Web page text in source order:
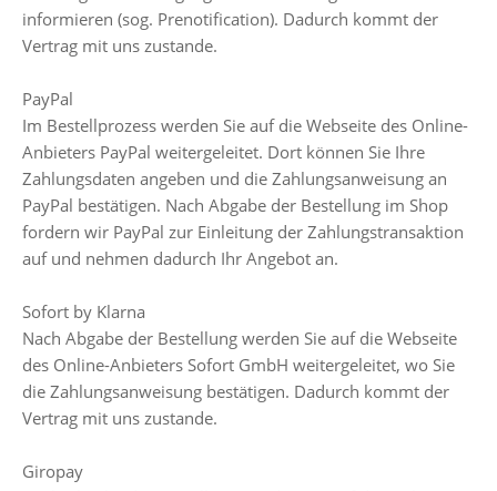
informieren (sog. Prenotification). Dadurch kommt der
Vertrag mit uns zustande.
PayPal
Im Bestellprozess werden Sie auf die Webseite des Online-
Anbieters PayPal weitergeleitet. Dort können Sie Ihre
Zahlungsdaten angeben und die Zahlungsanweisung an
PayPal bestätigen. Nach Abgabe der Bestellung im Shop
fordern wir PayPal zur Einleitung der Zahlungstransaktion
auf und nehmen dadurch Ihr Angebot an.
Sofort by Klarna
Nach Abgabe der Bestellung werden Sie auf die Webseite
des Online-Anbieters Sofort GmbH weitergeleitet, wo Sie
die Zahlungsanweisung bestätigen. Dadurch kommt der
Vertrag mit uns zustande.
Giropay